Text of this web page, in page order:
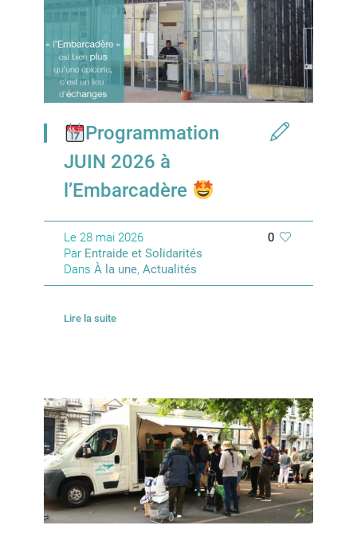
Programmation
JUIN 2026 à
l’Embarcadère
0
Le 28 mai 2026
Par Entraide et Solidarités
Dans À la une, Actualités
Lire la suite